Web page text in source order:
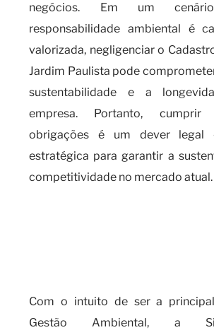
negócios. Em um
responsabilidade ambiental é
valorizada, negligenciar o
Jardim Paulista pode
sustentabilidade e a
empresa. Portanto,
obrigações é um dever legal
estratégica para garantir a
competitividade no mercado atual.
Com o intuito de ser a
Gestão Ambiental, a